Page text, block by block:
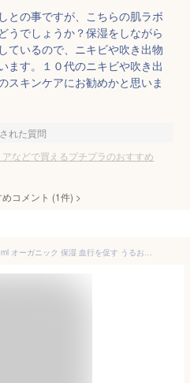
との事ですが、こちらの肌ラボ
うでしょうか？保湿をしながら
ているので、ニキビや吹き出物
ます。１０代のニキビや吹き出
スキンケアにお勧めかと思いま
れた質問
などで買えるプチプラのおすすめ
コメント (1件) >
山澤清 ローズマリー化粧水 50ml オーガニック 保湿 血行を促す うるおい 年齢肌 加齢 トーンアップ ノンアルコール 無添加 脂性肌 ニキビ予防 毛穴引き締め【定形外発送 送料無料】